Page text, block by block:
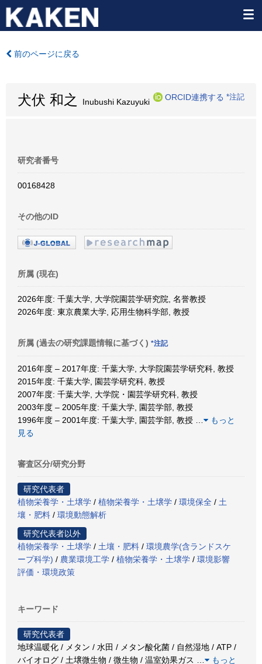
前のページに戻る
犬伏 和之 Inubushi Kazuyuki
ORCID連携する *注記
研究者番号
00168428
その他のID
所属 (現在)
2026年度: 千葉大学, 大学院園芸学研究院, 名誉教授
2026年度: 東京農業大学, 応用生物科学部, 教授
所属 (過去の研究課題情報に基づく) *注記
2016年度 – 2017年度: 千葉大学, 大学院園芸学研究科, 教授
2015年度: 千葉大学, 園芸学研究科, 教授
2007年度: 千葉大学, 大学院・園芸学研究科, 教授
2003年度 – 2005年度: 千葉大学, 園芸学部, 教授
1996年度 – 2001年度: 千葉大学, 園芸学部, 教授
もっと
見る
審査区分/研究分野
研究代表者
植物栄養学・土壌学 / 植物栄養学・土壌学 / 環境保全 / 土
壤・肥料 / 環境動態解析
研究代表者以外
植物栄養学・土壌学 / 土壤・肥料 / 環境農学(含ランドスケ
ープ科学) / 農業環境工学 / 植物栄養学・土壌学 / 環境影響
評価・環境政策
キーワード
研究代表者
地球温暖化 / メタン / 水田 / メタン酸化菌 / 自然湿地 / ATP /
バイオログ / 土壌微生物 / 微生物 / 温室効果ガス
もっと